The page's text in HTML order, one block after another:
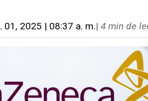
01, 2025 | 08:37 a. m.| 4 min de